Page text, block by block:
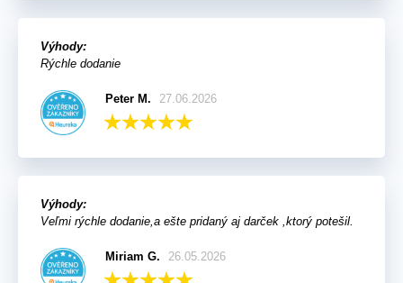
Výhody:
Rýchle dodanie
Peter M. 27.06.2026
Výhody:
Veľmi rýchle dodanie,a ešte pridaný aj darček ,ktorý potešil.
Miriam G. 26.05.2026